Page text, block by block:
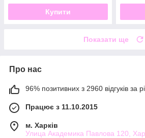
Купити
Показати ще
Про нас
96% позитивних з 2960 відгуків за
Працює з 11.10.2015
м. Харків
Улица Академика Павлова 120,